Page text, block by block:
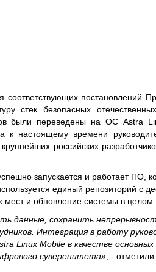
постановлений
стек безопасных
были переведены на ОС Astra
к настоящему времени
российских
запускается и работает ПО,
единый репозиторий с
мест и обновление системы в целом.
данные, сохранить
Интеграция в работу
Linux Mobile в качестве
суверенитета» , -